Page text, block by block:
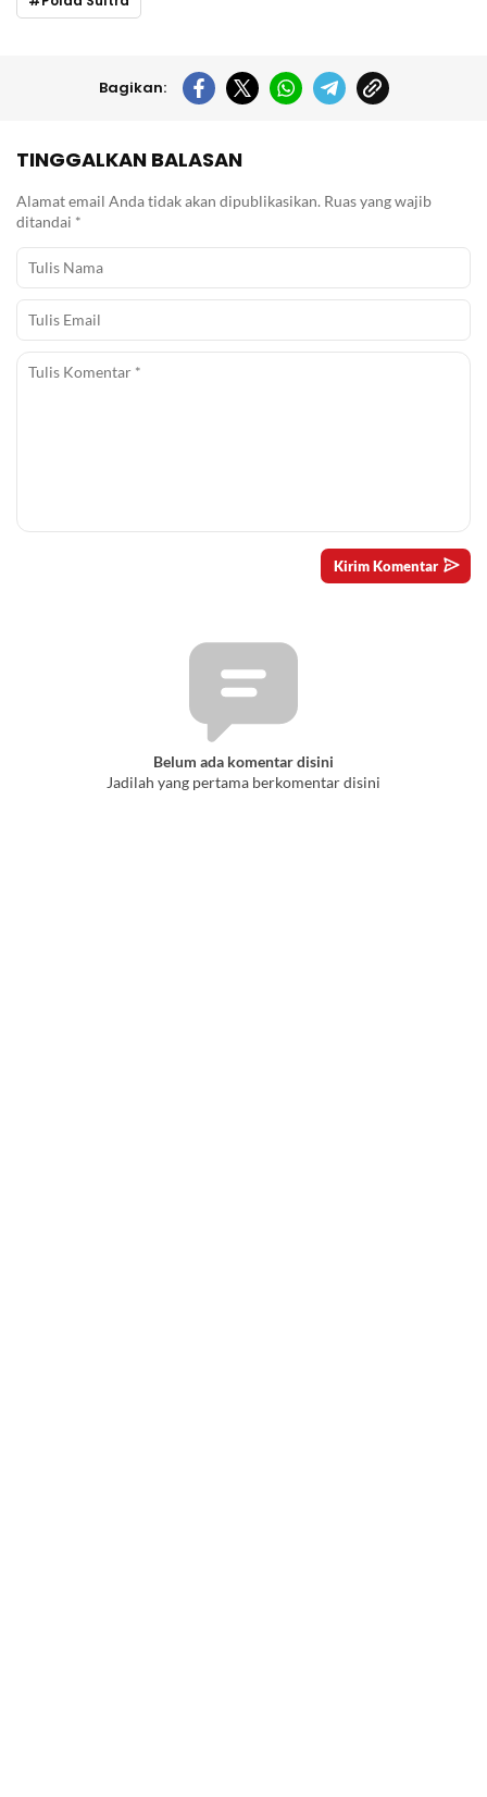
Bagikan:
TINGGALKAN BALASAN
Alamat email Anda tidak akan dipublikasikan. Ruas yang wajib
ditandai *
Belum ada komentar disini
Jadilah yang pertama berkomentar disini